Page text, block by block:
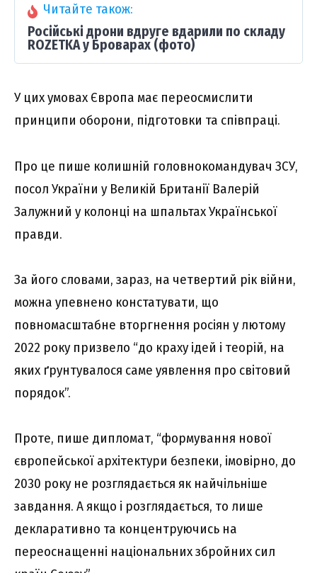
Читайте також:
Російські дрони вдруге вдарили по складу
ROZETKA у Броварах (фото)
У цих умовах Європа має переосмислити
принципи оборони, підготовки та співпраці.
Про це пише колишній головнокомандувач ЗСУ,
посол України у Великій Британії Валерій
Залужний у колонці на шпальтах Української
правди.
За його словами, зараз, на четвертий рік війни,
можна упевнено констатувати, що
повномасштабне вторгнення росіян у лютому
2022 року призвело “до краху ідей і теорій, на
яких ґрунтувалося саме уявлення про світовий
порядок”.
Проте, пише дипломат, “формування нової
європейської архітектури безпеки, імовірно, до
2030 року не розглядається як найчільніше
завдання. А якщо і розглядається, то лише
декларативно та концентруючись на
переоснащенні національних збройних сил